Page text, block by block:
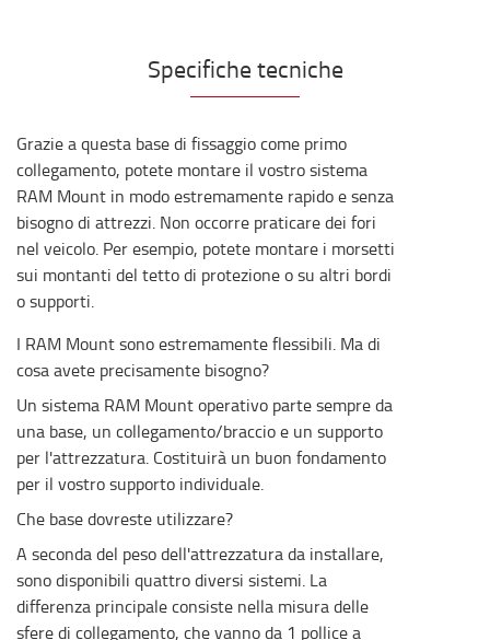
Specifiche tecniche
Grazie a questa base di fissaggio come primo
collegamento, potete montare il vostro sistema
RAM Mount in modo estremamente rapido e senza
bisogno di attrezzi. Non occorre praticare dei fori
nel veicolo. Per esempio, potete montare i morsetti
sui montanti del tetto di protezione o su altri bordi
o supporti.
I RAM Mount sono estremamente flessibili. Ma di
cosa avete precisamente bisogno?
Un sistema RAM Mount operativo parte sempre da
una base, un collegamento/braccio e un supporto
per l'attrezzatura. Costituirà un buon fondamento
per il vostro supporto individuale.
Che base dovreste utilizzare?
A seconda del peso dell'attrezzatura da installare,
sono disponibili quattro diversi sistemi. La
differenza principale consiste nella misura delle
sfere di collegamento, che vanno da 1 pollice a